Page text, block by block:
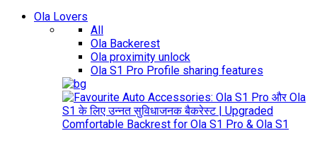
Ola Lovers
All
Ola Backerest
Ola proximity unlock
Ola S1 Pro Profile sharing features